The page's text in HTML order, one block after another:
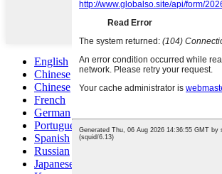
English
Chinese
Chinese
French
German
Portuguese
Spanish
Russian
Japanese